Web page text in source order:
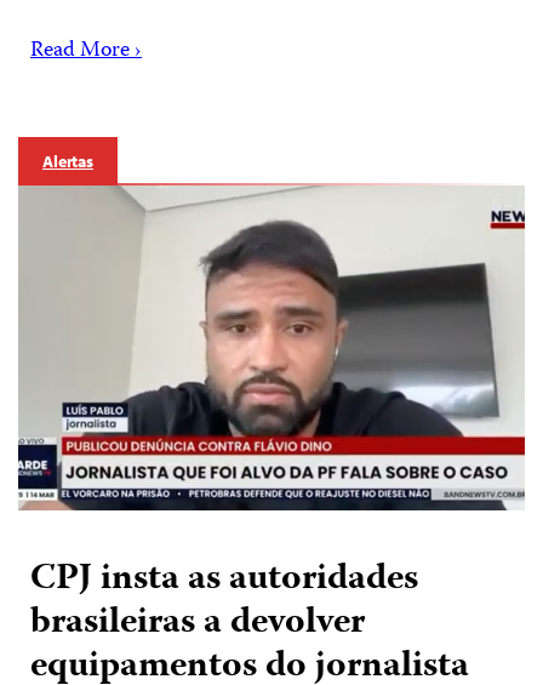
Read More ›
Alertas
CPJ insta as autoridades
brasileiras a devolver
equipamentos do jornalista